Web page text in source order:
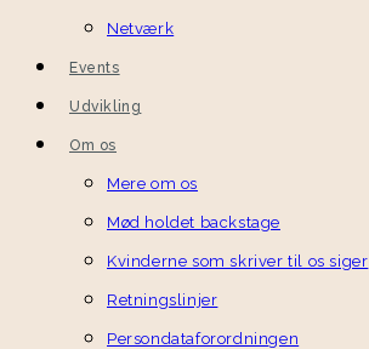
Netværk
Events
Udvikling
Om os
Mere om os
Mød holdet backstage
Kvinderne som skriver til os siger
Retningslinjer
Persondataforordningen